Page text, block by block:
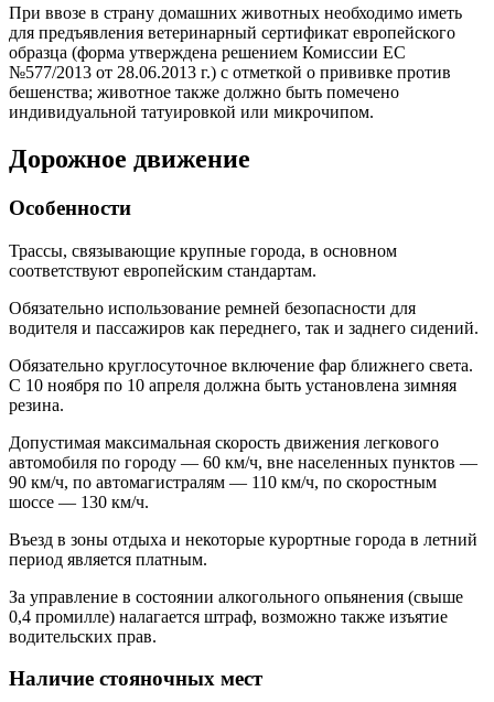
При ввозе в страну домашних животных необходимо иметь
для предъявления ветеринарный сертификат европейского
образца (форма утверждена решением Комиссии ЕС
№577/2013 от 28.06.2013 г.) с отметкой о прививке против
бешенства; животное также должно быть помечено
индивидуальной татуировкой или микрочипом.
Дорожное движение
Особенности
Трассы, связывающие крупные города, в основном
соответствуют европейским стандартам.
Обязательно использование ремней безопасности для
водителя и пассажиров как переднего, так и заднего сидений.
Обязательно круглосуточное включение фар ближнего света.
С 10 ноября по 10 апреля должна быть установлена зимняя
резина.
Допустимая максимальная скорость движения легкового
автомобиля по городу — 60 км/ч, вне населенных пунктов —
90 км/ч, по автомагистралям — 110 км/ч, по скоростным
шоссе — 130 км/ч.
Въезд в зоны отдыха и некоторые курортные города в летний
период является платным.
За управление в состоянии алкогольного опьянения (свыше
0,4 промилле) налагается штраф, возможно также изъятие
водительских прав.
Наличие стояночных мест